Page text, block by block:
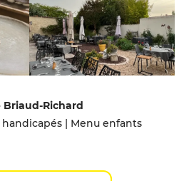
Briaud-Richard
handicapés | Menu enfants